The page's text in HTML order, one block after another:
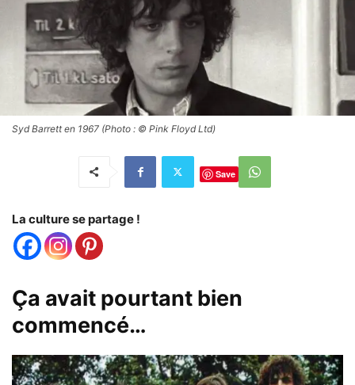
Syd Barrett en 1967 (Photo : © Pink Floyd Ltd)
Save
La culture se partage !
Ça avait pourtant bien
commencé…